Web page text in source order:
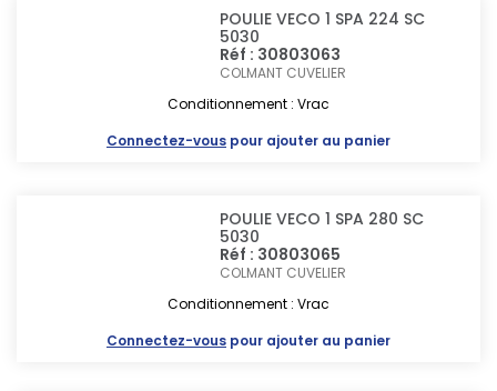
POULIE VECO 1 SPA 224 SC
5030
Réf : 30803063
COLMANT CUVELIER
Conditionnement : Vrac
Connectez-vous pour ajouter au panier
POULIE VECO 1 SPA 280 SC
5030
Réf : 30803065
COLMANT CUVELIER
Conditionnement : Vrac
Connectez-vous pour ajouter au panier